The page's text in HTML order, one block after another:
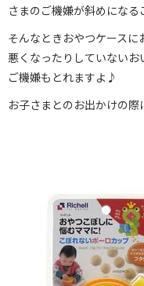
さまのご機嫌が斜めになる
そんなときおやつケース
悪くなったりしていないお
ご機嫌もとれますよ♪
お子さまとのお出かけの際